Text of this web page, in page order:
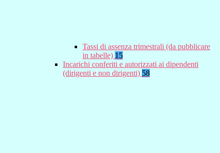
Tassi di assenza trimestrali (da pubblicare
in tabelle) 15
Incarichi conferiti e autorizzati ai dipendenti
(dirigenti e non dirigenti) 58